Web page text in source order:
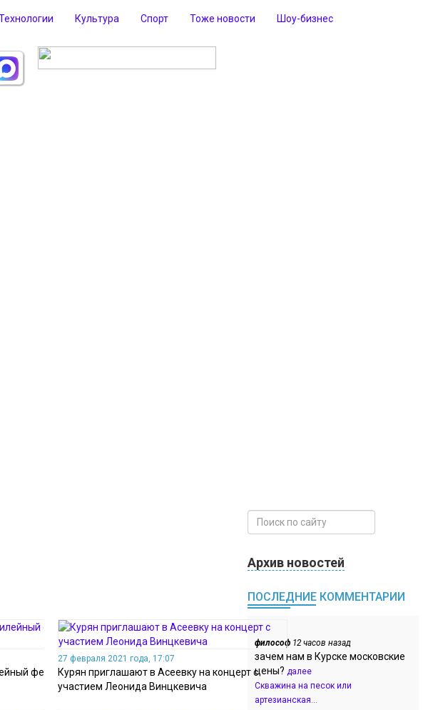
Культура Спорт Тоже новости Шоу-бизнес
фестиваль
27 февраля 2021 года, 17:07
Курян приглашают в Асеевку на концерт с
участием Леонида Винцкевича
Архив новостей
ПОСЛЕДНИЕ КОММЕНТАРИИ
философ 12 часов назад
зачем нам в Курске московские
цены? далее
Скважина на песок или
артезианская...